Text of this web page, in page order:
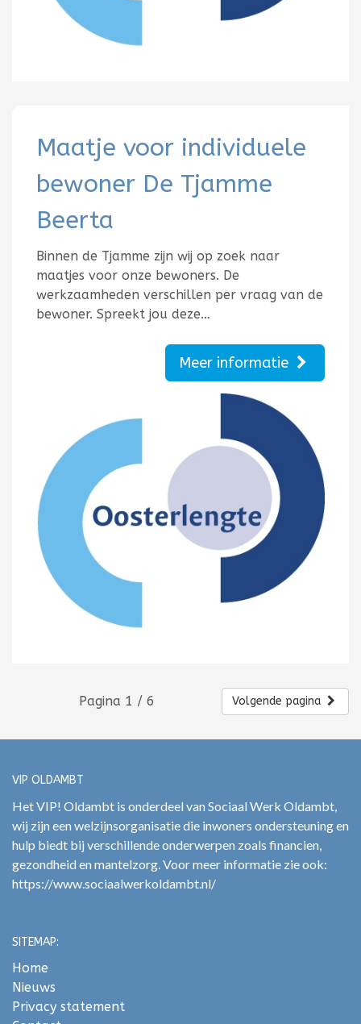
Maatje voor individuele
bewoner De Tjamme
Beerta
Binnen de Tjamme zijn wij op zoek naar
maatjes voor onze bewoners. De
werkzaamheden verschillen per vraag van de
bewoner. Spreekt jou deze…
Meer informatie
Pagina 1 / 6 Volgende pagina
VIP OLDAMBT
Het VIP! Oldambt is onderdeel van Sociaal Werk Oldambt,
wij zijn een welzijnsorganisatie die inwoners ondersteuning en
hulp biedt bij verschillende onderwerpen zoals financien,
gezondheid en mantelzorg. Voor meer informatie zie ook:
https://www.sociaalwerkoldambt.nl/
SITEMAP:
Home
Nieuws
Privacy statement